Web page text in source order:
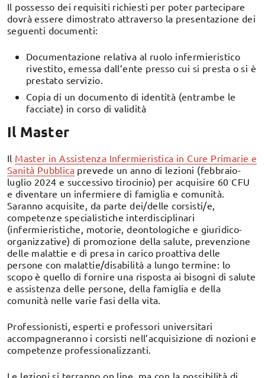
Il possesso dei requisiti richiesti per poter partecipare
dovrà essere dimostrato attraverso la presentazione dei
seguenti documenti:
Documentazione relativa al ruolo infermieristico
rivestito, emessa dall’ente presso cui si presta o si è
prestato servizio.
Copia di un documento di identità (entrambe le
facciate) in corso di validità
Il Master
Il Master in Assistenza Infermieristica in Cure Primarie e
Sanità Pubblica prevede un anno di lezioni (febbraio-
luglio 2024 e successivo tirocinio) per acquisire 60 CFU
e diventare un infermiere di famiglia e comunità.
Saranno acquisite, da parte dei/delle corsisti/e,
competenze specialistiche interdisciplinari
(infermieristiche, motorie, deontologiche e giuridico-
organizzative) di promozione della salute, prevenzione
delle malattie e di presa in carico proattiva delle
persone con malattie/disabilità a lungo termine: lo
scopo è quello di fornire una risposta ai bisogni di salute
e assistenza delle persone, della famiglia e della
comunità nelle varie fasi della vita.
Professionisti, esperti e professori universitari
accompagneranno i corsisti nell’acquisizione di nozioni e
competenze professionalizzanti.
Le lezioni si terranno on line, ma con la possibilità di